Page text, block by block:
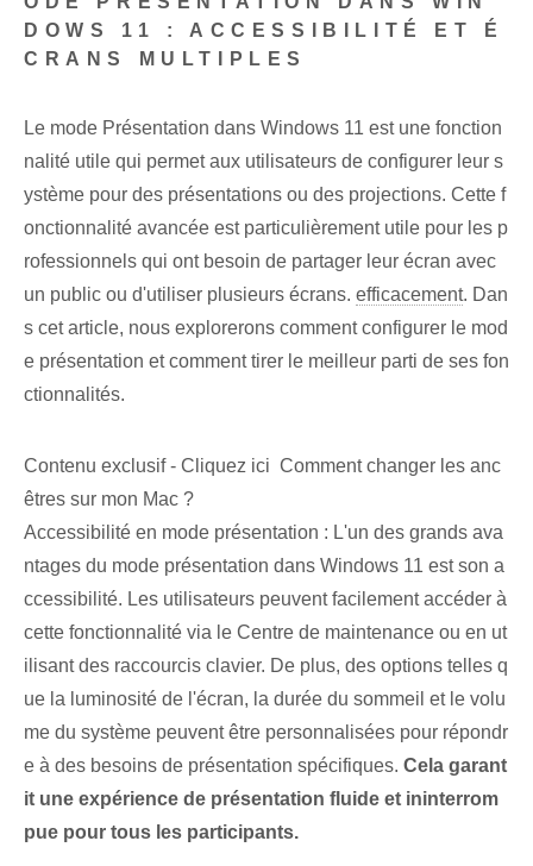
DOWS 11 : ACCESSIBILITÉ ET É
CRANS MULTIPLES
Le mode Présentation dans Windows 11 est une fonction
nalité utile qui permet aux utilisateurs de configurer leur s
ystème pour des présentations ou des projections. Cette f
onctionnalité avancée est particulièrement utile pour les p
rofessionnels qui ont besoin de partager leur écran avec
un public ou d'utiliser plusieurs écrans. efficacement. ‌Dan
s cet article, nous explorerons comment configurer le ⁢mod
e présentation‍ et comment tirer le meilleur parti de ses ⁢fon
ctionnalités.
Contenu exclusif - Cliquez ici Comment changer les anc
êtres sur mon Mac ?
Accessibilité en mode présentation : L'un des grands ava
ntages du mode présentation dans Windows 11 est son a
ccessibilité. ⁣Les utilisateurs peuvent facilement accéder à
cette fonctionnalité via le Centre de maintenance ou en ut
ilisant des raccourcis clavier. De plus, des options telles q
ue la luminosité de l'écran, la durée du sommeil et le volu
me du système peuvent être personnalisées pour répondr
e à des besoins de présentation spécifiques. Cela garant
it une expérience de présentation fluide et ininterrom
pue pour tous les participants.